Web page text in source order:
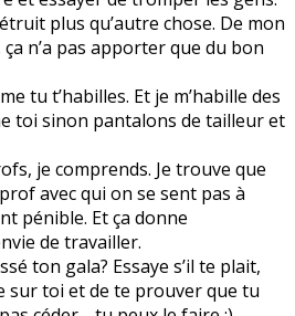
plus qu’autre chose. De mon
n’a pas apporter que du bon
tu t’habilles. Et je m’habille des
toi sinon pantalons de tailleur et
je comprends. Je trouve que
avec qui on se sent pas à
pénible. Et ça donne
de travailler.
ton gala? Essaye s’il te plait,
sur toi et de te prouver que tu